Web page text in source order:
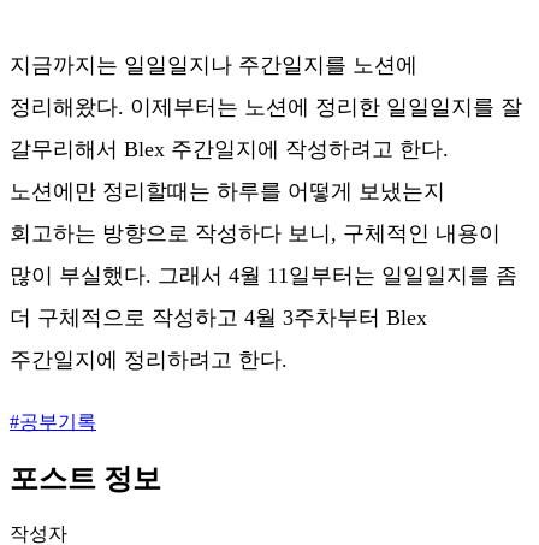
지금까지는 일일일지나 주간일지를 노션에
정리해왔다. 이제부터는 노션에 정리한 일일일지를 잘
갈무리해서 Blex 주간일지에 작성하려고 한다.
노션에만 정리할때는 하루를 어떻게 보냈는지
회고하는 방향으로 작성하다 보니, 구체적인 내용이
많이 부실했다. 그래서 4월 11일부터는 일일일지를 좀
더 구체적으로 작성하고 4월 3주차부터 Blex
주간일지에 정리하려고 한다.
#공부기록
포스트 정보
작성자